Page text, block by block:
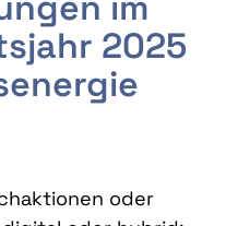
2025
oder